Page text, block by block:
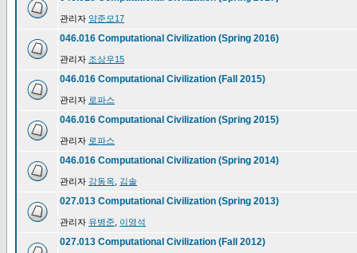
관리자 양준모17
046.016 Computational Civilization (Spring 2016)
관리자 조상우15
046.016 Computational Civilization (Fall 2015)
관리자 로파스
046.016 Computational Civilization (Spring 2015)
관리자 로파스
046.016 Computational Civilization (Spring 2014)
관리자 강동옥 김솔
027.013 Computational Civilization (Spring 2013)
관리자 유병준 이영석
027.013 Computational Civilization (Fall 2012)